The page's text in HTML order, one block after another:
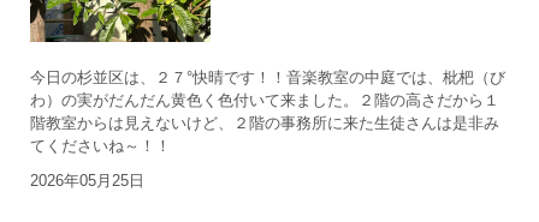
今日の杉並区は、２７°快晴です！！音楽教室の中庭では、枇杷（び
わ）の実がだんだん黄色く色付いて来ました。２階の高さだから１
階教室からは見えないけど、２階の事務所に来た生徒さんは是非み
てくださいね～！！
2026年05月25日